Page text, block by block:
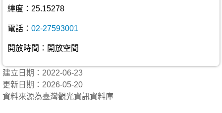
緯度：25.15278
電話： 02-27593001
開放時間：開放空間
建立日期：2022-06-23
更新日期：2026-05-20
資料來源為臺灣觀光資訊資料庫